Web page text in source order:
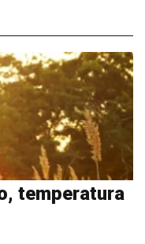
temperatura